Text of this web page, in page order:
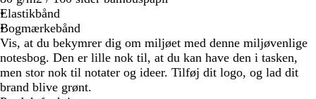
Elastikbånd
Bogmærkebånd
Vis, at du bekymrer dig om miljøet med denne miljøvenlige
notesbog. Den er lille nok til, at du kan have den i tasken,
men stor nok til notater og ideer. Tilføj dit logo, og lad dit
brand blive grønt.